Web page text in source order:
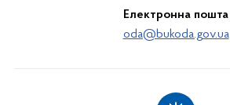
Електронна пошта
oda@bukoda.gov.ua